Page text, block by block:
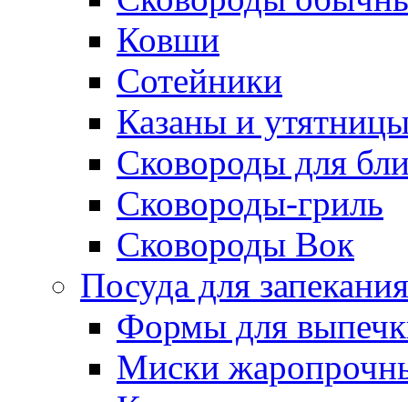
Ковши
Сотейники
Казаны и
Сковороды для
Сковороды-гриль
Сковороды Вок
Посуда для запекания
Формы для
Миски